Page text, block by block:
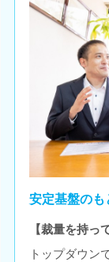
安定基盤のも
【裁量を持っ
トップダウン